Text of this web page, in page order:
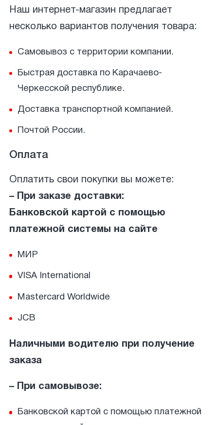
Наш интернет-магазин предлагает
несколько вариантов получения товара:
Самовывоз с территории компании.
Быстрая доставка по Карачаево-
Черкесской республике.
Доставка транспортной компанией.
Почтой России.
Оплата
Оплатить свои покупки вы можете:
– При заказе доставки:
Банковской картой с помощью
платежной системы на сайте
МИР
VISA International
Mastercard Worldwide
JCB
Наличными водителю при получение
заказа
– При самовывозе:
Банковской картой с помощью платежной